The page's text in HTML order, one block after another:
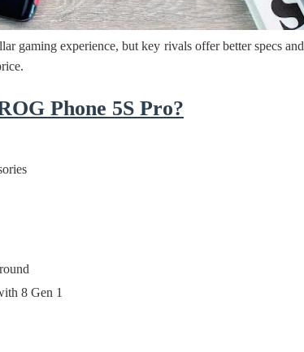
gaming experience, but key rivals offer better specs and
Phone 5S Pro?
8 Gen 1